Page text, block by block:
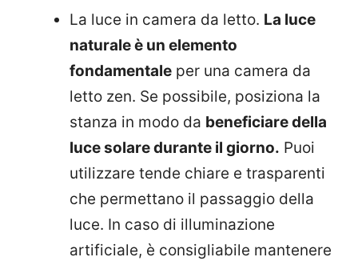
La luce in camera da letto. La luce
naturale è un elemento
fondamentale per una camera da
letto zen. Se possibile, posiziona la
stanza in modo da beneficiare della
luce solare durante il giorno. Puoi
utilizzare tende chiare e trasparenti
che permettano il passaggio della
luce. In caso di illuminazione
artificiale, è consigliabile mantenere